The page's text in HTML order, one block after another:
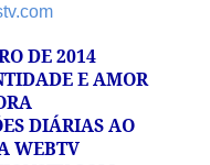
DE 2014
E AMOR
DIÁRIAS AO
WEBTV